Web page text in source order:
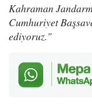
Kahraman
Cumhuriyet
ediyoruz."